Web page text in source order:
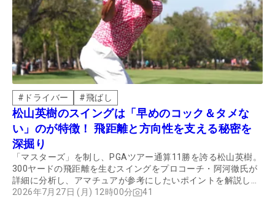
# ドライバー #飛ばし
松山英樹のスイングは「早めのコック＆タメな
い」のが特徴！ 飛距離と方向性を支える秘密を
深掘り
「マスターズ」を制し、PGAツアー通算11勝を誇る松山英樹。
300ヤードの飛距離を生むスイングをプロコーチ・阿河徹氏が
詳細に分析し、アマチュアが参考にしたいポイントを解説して
もらった。
2026年7月27日 (月) 12時00分 41